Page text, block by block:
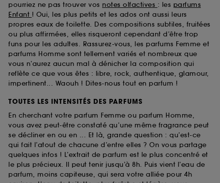
pourriez ne pas trouver vos notes olfactives : les parfums
Enfant ! Oui, les plus petits et les ados ont aussi leurs
propres eaux de toilette. Des compositions subtiles, fruitées
ou plus affirmées, elles risqueront cependant d’être trop
funs pour les adultes. Rassurez-vous, les parfums Femme et
parfums Homme sont tellement variés et nombreux que
vous n’aurez aucun mal à dénicher la composition qui
reflète ce que vous êtes : libre, rock, authentique, glamour,
impertinent... Waouh ! Dites-nous tout en parfum !
TOUTES LES INTENSITÉS DES PARFUMS
En cherchant votre parfum Femme ou parfum Homme,
vous avez peut-être constaté qu’une même fragrance peut
se décliner en ou en ... Et là, grande question : qu’est-ce
qui fait l’atout de chacune d’entre elles ? On vous partage
quelques infos ! L’extrait de parfum est le plus concentré et
le plus précieux. Il peut tenir jusqu’à 8h. Puis vient l’eau de
parfum, moins capiteuse, qui sera votre alliée pour 4h